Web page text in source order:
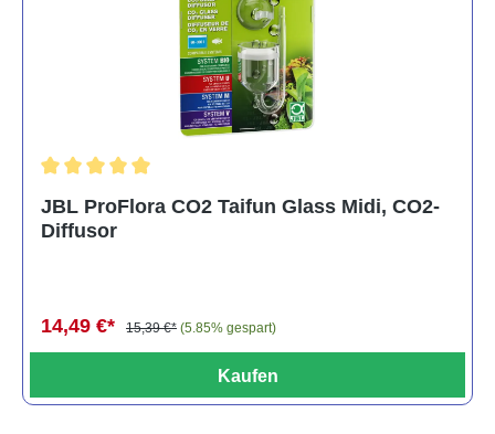
JBL ProFlora CO2 Taifun Glass Midi, CO2-
Diffusor
14,49 €* 15,39 €* (5.85% gespart)
Kaufen